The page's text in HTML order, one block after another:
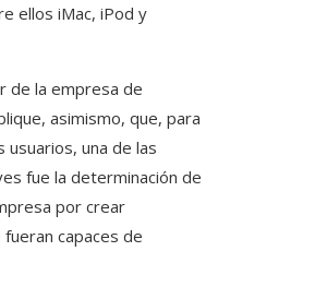
ellos iMac, iPod y
de la empresa de
asimismo, que, para
usuarios, una de las
fue la determinación de
por crear
capaces de